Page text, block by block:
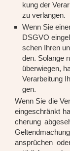
kung der
zu ver­lan­gen.
Wenn Sie
DSGVO
schen Ihren
den. Solan­ge
über­wie­gen,
Ver­ar­bei­tung
gen.
Wenn Sie die
ein­ge­schränkt
che­rung
an­sprü­chen